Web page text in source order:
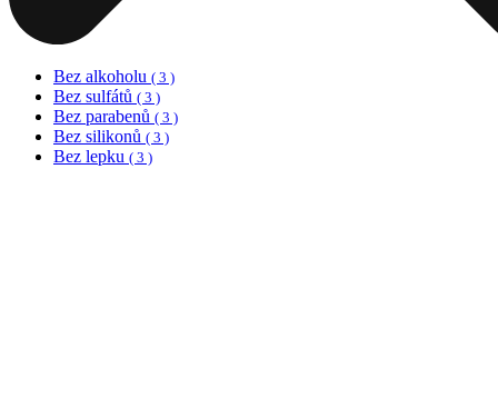
Bez alkoholu ( 3 )
Bez sulfátů ( 3 )
Bez parabenů ( 3 )
Bez silikonů ( 3 )
Bez lepku ( 3 )